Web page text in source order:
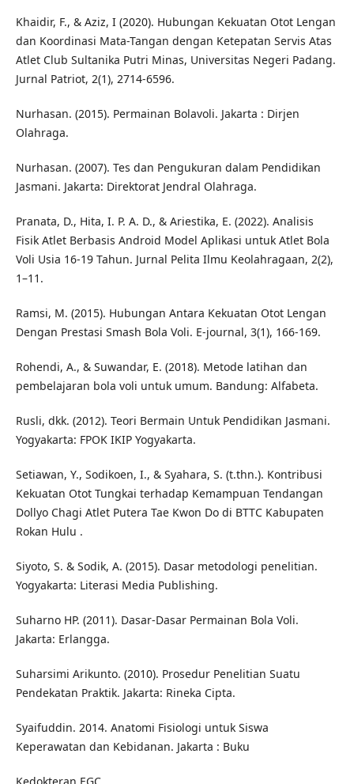
Khaidir, F., & Aziz, I (2020). Hubungan Kekuatan Otot Lengan
dan Koordinasi Mata-Tangan dengan Ketepatan Servis Atas
Atlet Club Sultanika Putri Minas, Universitas Negeri Padang.
Jurnal Patriot, 2(1), 2714-6596.
Nurhasan. (2015). Permainan Bolavoli. Jakarta : Dirjen
Olahraga.
Nurhasan. (2007). Tes dan Pengukuran dalam Pendidikan
Jasmani. Jakarta: Direktorat Jendral Olahraga.
Pranata, D., Hita, I. P. A. D., & Ariestika, E. (2022). Analisis
Fisik Atlet Berbasis Android Model Aplikasi untuk Atlet Bola
Voli Usia 16-19 Tahun. Jurnal Pelita Ilmu Keolahragaan, 2(2),
1–11.
Ramsi, M. (2015). Hubungan Antara Kekuatan Otot Lengan
Dengan Prestasi Smash Bola Voli. E-journal, 3(1), 166-169.
Rohendi, A., & Suwandar, E. (2018). Metode latihan dan
pembelajaran bola voli untuk umum. Bandung: Alfabeta.
Rusli, dkk. (2012). Teori Bermain Untuk Pendidikan Jasmani.
Yogyakarta: FPOK IKIP Yogyakarta.
Setiawan, Y., Sodikoen, I., & Syahara, S. (t.thn.). Kontribusi
Kekuatan Otot Tungkai terhadap Kemampuan Tendangan
Dollyo Chagi Atlet Putera Tae Kwon Do di BTTC Kabupaten
Rokan Hulu .
Siyoto, S. & Sodik, A. (2015). Dasar metodologi penelitian.
Yogyakarta: Literasi Media Publishing.
Suharno HP. (2011). Dasar-Dasar Permainan Bola Voli.
Jakarta: Erlangga.
Suharsimi Arikunto. (2010). Prosedur Penelitian Suatu
Pendekatan Praktik. Jakarta: Rineka Cipta.
Syaifuddin. 2014. Anatomi Fisiologi untuk Siswa
Keperawatan dan Kebidanan. Jakarta : Buku